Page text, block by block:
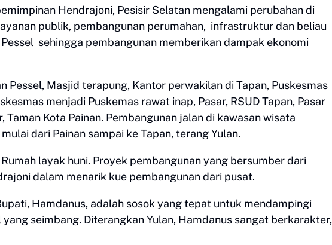
Hendrajoni, Pesisir Selatan mengalami perubahan di
publik, pembangunan perumahan, infrastruktur dan beliau
sehingga pembangunan memberikan dampak ekonomi
Pessel, Masjid terapung, Kantor perwakilan di Tapan, Puskesmas
menjadi Puskemas rawat inap, Pasar, RSUD Tapan, Pasar
Taman Kota Painan. Pembangunan jalan di kawasan wisata
dari Painan sampai ke Tapan, terang Yulan.
layak huni. Proyek pembangunan yang bersumber dari
dalam menarik kue pembangunan dari pusat.
Hamdanus, adalah sosok yang tepat untuk mendampingi
seimbang. Diterangkan Yulan, Hamdanus sangat berkarakter,